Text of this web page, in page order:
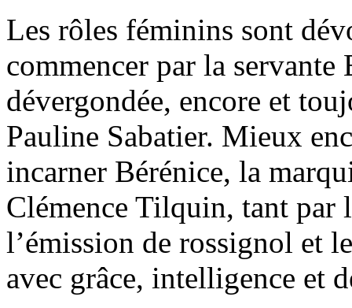
Les rôles féminins sont
commencer par la servante
dévergondée, encore et
Pauline Sabatier. Mieux
incarner Bérénice, la
Clémence Tilquin, tant par
l’émission de rossignol et
avec grâce, intelligence et